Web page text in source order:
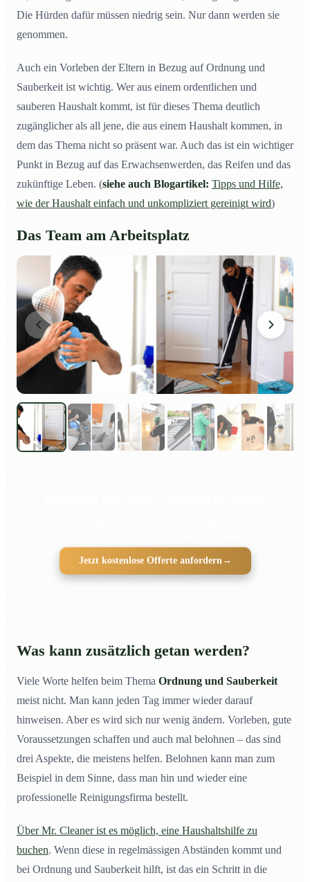
Die Hürden dafür müssen niedrig sein. Nur dann werden sie
genommen.
Auch ein Vorleben der Eltern in Bezug auf Ordnung und
Sauberkeit ist wichtig. Wer aus einem ordentlichen und
sauberen Haushalt kommt, ist für dieses Thema deutlich
zugänglicher als all jene, die aus einem Haushalt kommen, in
dem das Thema nicht so präsent war. Auch das ist ein wichtiger
Punkt in Bezug auf das Erwachsenwerden, das Reifen und das
zukünftige Leben. (siehe auch Blogartikel: Tipps und Hilfe,
wie der Haushalt einfach und unkompliziert gereinigt wird)
Das Team am Arbeitsplatz
Jetzt kostenlose Offerte anfordern→
Was kann zusätzlich getan werden?
Viele Worte helfen beim Thema Ordnung und Sauberkeit
meist nicht. Man kann jeden Tag immer wieder darauf
hinweisen. Aber es wird sich nur wenig ändern. Vorleben, gute
Voraussetzungen schaffen und auch mal belohnen – das sind
drei Aspekte, die meistens helfen. Belohnen kann man zum
Beispiel in dem Sinne, dass man hin und wieder eine
professionelle Reinigungsfirma bestellt.
Über Mr. Cleaner ist es möglich, eine Haushaltshilfe zu
buchen. Wenn diese in regelmässigen Abständen kommt und
bei Ordnung und Sauberkeit hilft, ist das ein Schritt in die